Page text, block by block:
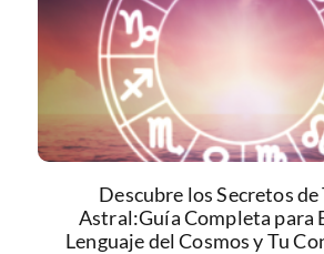
Descubre los Secretos de
Astral:Guía Completa para
Lenguaje del Cosmos y Tu